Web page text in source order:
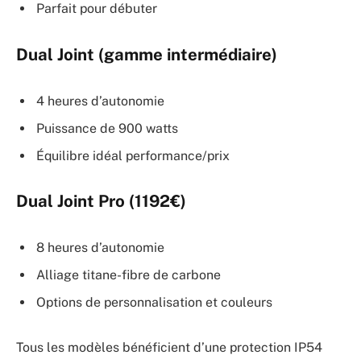
Parfait pour débuter
Dual Joint (gamme intermédiaire)
4 heures d’autonomie
Puissance de 900 watts
Équilibre idéal performance/prix
Dual Joint Pro (1192€)
8 heures d’autonomie
Alliage titane-fibre de carbone
Options de personnalisation et couleurs
Tous les modèles bénéficient d’une protection IP54